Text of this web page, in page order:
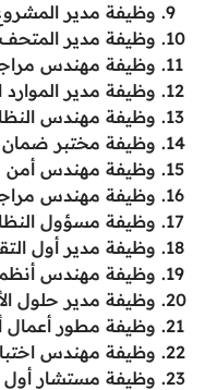
وظيفة مدير
وظيفة مدير المتحف
وظيفة مهندس
وظيفة مدير الموارد
وظيفة مهندس
وظيفة مختبر ضمان
وظيفة مهندس أمن
وظيفة مهندس
وظيفة مسؤول
وظيفة مدير أول
وظيفة مهندس
وظيفة مدير حلول
وظيفة مطور أعمال
وظيفة مهندس
وظيفة مستشار أول